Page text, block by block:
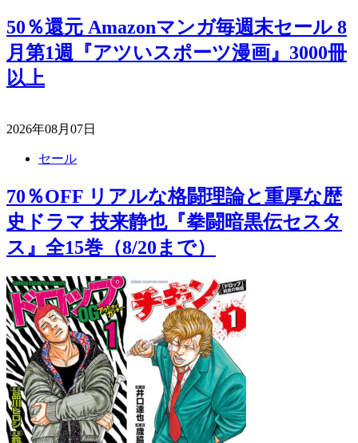
50％還元 Amazonマンガ毎週末セール 8
月第1週『アツいスポーツ漫画』3000冊
以上
2026年08月07日
セール
70％OFF リアルな格闘理論と重厚な歴
史ドラマ 技来静也『拳闘暗黒伝セスタ
ス』全15巻（8/20まで）